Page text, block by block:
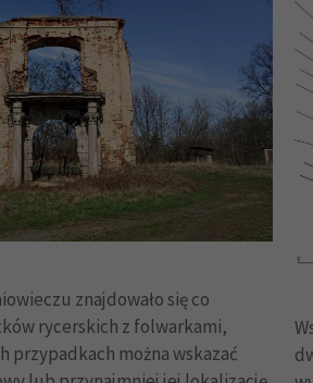
znajdowało się co
rycerskich z folwarkami,
przypadkach można wskazać